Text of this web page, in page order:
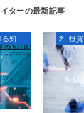
2. 投資・資産形成における知識とスキル